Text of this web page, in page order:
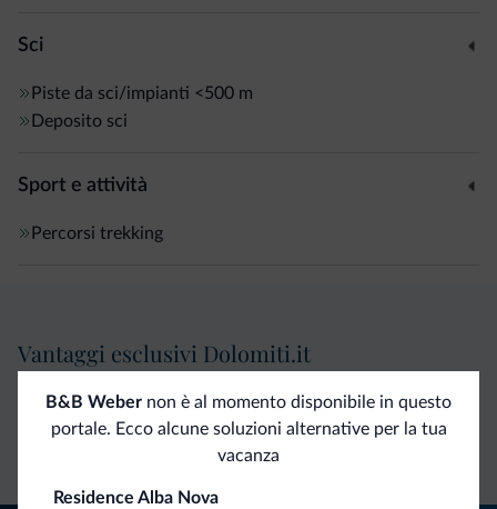
Sci
Piste da sci/impianti <500 m
Deposito sci
Sport e attività
Percorsi trekking
B&B Weber non è al momento disponibile in questo
portale. Ecco alcune soluzioni alternative per la tua
vacanza
Residence Alba Nova
Vantaggi esclusivi Dolomiti.it
Contatto
Richieste non